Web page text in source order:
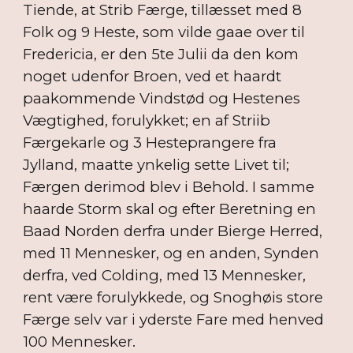
Tiende, at Strib Færge, tillæsset med 8
Folk og 9 Heste, som vilde gaae over til
Fredericia, er den 5te Julii da den kom
noget udenfor Broen, ved et haardt
paakommende Vindstød og Hestenes
Vægtighed, forulykket; en af Striib
Færgekarle og 3 Hesteprangere fra
Jylland, maatte ynkelig sette Livet til;
Færgen derimod blev i Behold. I samme
haarde Storm skal og efter Beretning en
Baad Norden derfra under Bierge Herred,
med 11 Mennesker, og en anden, Synden
derfra, ved Colding, med 13 Mennesker,
rent være forulykkede, og Snoghøis store
Færge selv var i yderste Fare med henved
100 Mennesker.